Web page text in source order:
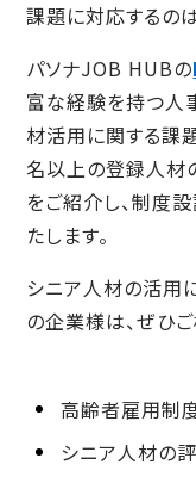
課題に対応するの
パソナJOB HUBの
富な経験を持つ人
材活用に関する課
名以上の登録人材
をご紹介し、制度
たします。
シニア人材の活用
の企業様は、ぜひご
高齢者雇用制
シニア人材の